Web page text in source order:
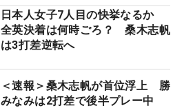
日本人女子7人目の快挙なるか
全英決着は何時ごろ？ 桑木志帆
は3打差逆転へ
＜速報＞桑木志帆が首位浮上 勝
みなみは2打差で後半プレー中